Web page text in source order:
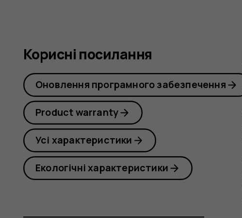
Корисні посилання
Оновлення програмного забезпечення
Product warranty
Усі характеристики
Екологічні характеристики